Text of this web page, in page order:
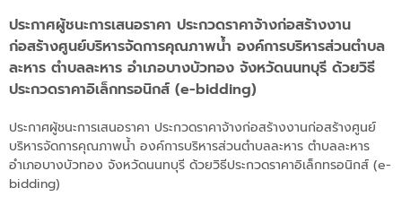
ประกาศผู้ชนะการเสนอราคา ประกวดราคาจ้างก่อสร้างงาน
ก่อสร้างศูนย์บริหารจัดการคุณภาพน้ำ องค์การบริหารส่วนตำบล
ละหาร ตำบลละหาร อำเภอบางบัวทอง จังหวัดนนทบุรี ด้วยวิธี
ประกวดราคาอิเล็กทรอนิกส์ (e-bidding)
ประกาศผู้ชนะการเสนอราคา ประกวดราคาจ้างก่อสร้างงานก่อสร้างศูนย์
บริหารจัดการคุณภาพน้ำ องค์การบริหารส่วนตำบลละหาร ตำบลละหาร
อำเภอบางบัวทอง จังหวัดนนทบุรี ด้วยวิธีประกวดราคาอิเล็กทรอนิกส์ (e-
bidding)